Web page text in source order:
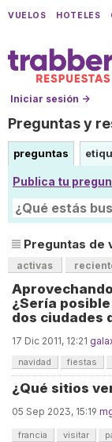
VUELOS HOTELES
Iniciar sesión →
Preguntas y
preguntas
Publica tu
Preguntas de
activas
¿Sería
dos ciudades
17 Dic 2011, 12:21
navidad fiestas
¿Qué sitios
05 Sep 2023, 15:19
francia visitar